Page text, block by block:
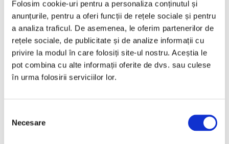
Folosim cookie-uri pentru a personaliza conținutul și
anunțurile, pentru a oferi funcții de rețele sociale și pentru
a analiza traficul. De asemenea, le oferim partenerilor de
rețele sociale, de publicitate și de analize informații cu
privire la modul în care folosiți site-ul nostru. Aceștia le
pot combina cu alte informații oferite de dvs. sau culese
în urma folosirii serviciilor lor.
consimțământului
Necesare
Programare vizionare
Vezi detalii